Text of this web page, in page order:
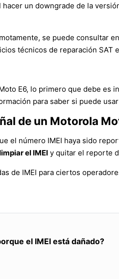
un downgrade de la
se puede consultar
técnicos de reparación SAT
E6, lo primero que debe
para saber si puede
de un Motorola
el número IMEI haya sido
el IMEI y quitar el reporte
de IMEI para ciertos
el IMEI está dañado?